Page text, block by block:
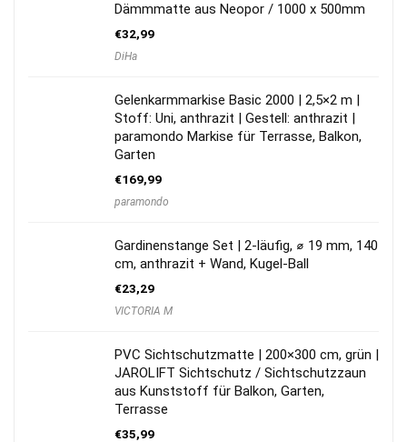
Dämmmatte aus Neopor / 1000 x 500mm
€32,99
DiHa
Gelenkarmmarkise Basic 2000 | 2,5×2 m |
Stoff: Uni, anthrazit | Gestell: anthrazit |
paramondo Markise für Terrasse, Balkon,
Garten
€169,99
paramondo
Gardinenstange Set | 2-läufig, ⌀ 19 mm, 140
cm, anthrazit + Wand, Kugel-Ball
€23,29
VICTORIA M
PVC Sichtschutzmatte | 200×300 cm, grün |
JAROLIFT Sichtschutz / Sichtschutzzaun
aus Kunststoff für Balkon, Garten,
Terrasse
€35,99